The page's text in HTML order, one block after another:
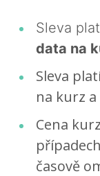
Sleva
data na
Sleva
na kurz
Cena
časově